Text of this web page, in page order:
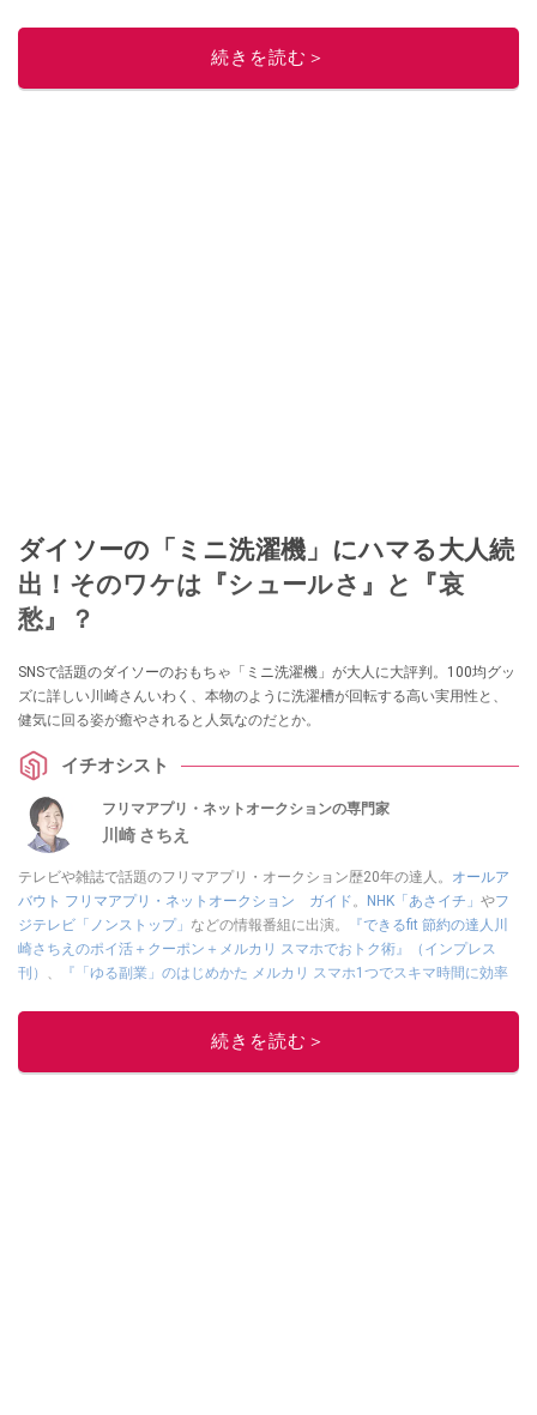
このイチオシストの他の記事を読む
続きを読む＞
ダイソーの「ミニ洗濯機」にハマる大人続
出！そのワケは『シュールさ』と『哀
愁』？
SNSで話題のダイソーのおもちゃ「ミニ洗濯機」が大人に大評判。100均グッ
ズに詳しい川崎さんいわく、本物のように洗濯槽が回転する高い実用性と、
健気に回る姿が癒やされると人気なのだとか。
イチオシスト
フリマアプリ・ネットオークションの専門家
川崎 さちえ
テレビや雑誌で話題のフリマアプリ・オークション歴20年の達人。 オールア
バウト フリマアプリ・ネットオークション ガイド。 NHK「あさイチ」 やフ
ジテレビ「ノンストップ」 などの情報番組に出演。
『できるfit 節約の達人川
崎さちえのポイ活＋クーポン＋メルカリ スマホでおトク術』（インプレス
刊） 、
『「ゆる副業」のはじめかた メルカリ スマホ1つでスキマ時間に効率
ぜ日記」
■経歴：2003年、夫が子育てをするために、突然会社を辞める。翌月からの
給料が０円になり、家にいながら、しかも空いた時間でできるオークション
続きを読む＞